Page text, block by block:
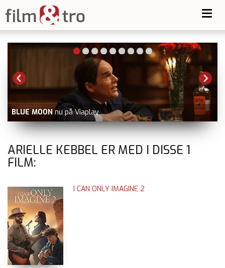
BLUE MOON nu på Viaplay
ARIELLE KEBBEL ER MED I DISSE 1
FILM:
I CAN ONLY IMAGINE 2